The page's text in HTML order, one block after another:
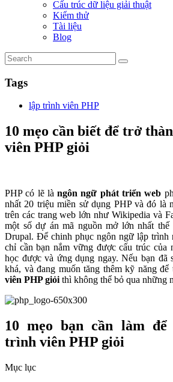
Cấu trúc dữ liệu giải thuật
Kiểm thử
Tài liệu
Blog
Tags
lập trình viên PHP
10 mẹo cần biết để trở
viên PHP giỏi
PHP có lẽ làngôn ngữ phát triển web
nhất 20 triệu miền sử dụng PHP và đó là
trên các trang web lớn như Wikipedia và
một số dự án mã nguồn mở lớn nhất thế
Drupal. Để chinh phục ngôn ngữ lập trình
chỉ cần bạn nắm vững được cấu trúc của
học được và ứng dụng ngay. Nếu bạn đã
khá, và đang muốn tăng thêm kỹ năng
viên PHP giỏi thì không thể bỏ qua những
10 mẹo bạn cần làm
trình viên PHP giỏi
Mục lục